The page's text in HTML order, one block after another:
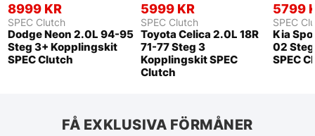
8999 KR
SPEC Clutch
Dodge Neon 2.0L 94-95
Steg 3+ Kopplingskit
SPEC Clutch
5999 KR
SPEC Clutch
Toyota Celica 2.0L 18R
71-77 Steg 3
Kopplingskit SPEC
Clutch
5799
SPEC
Kia
02
SPEC
FÅ EXKLUSIVA FÖRMÅNER